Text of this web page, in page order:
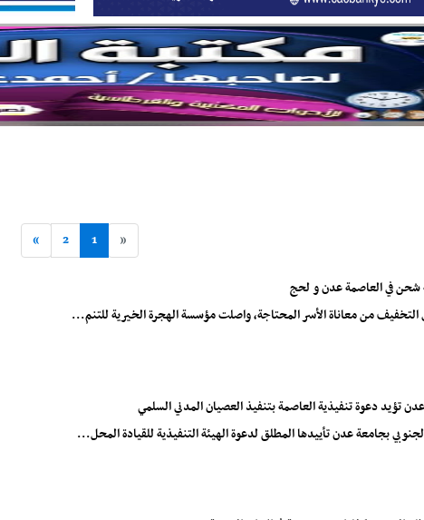
«
1
2
»
التخفيف من معاناة الأسر المحتاجة، واصلت مؤسسة الهجرة الخيرية للتنم...
تؤيد دعوة تنفيذية العاصمة بتنفيذ العصيان المدني السلمي
بجامعة عدن تأييدها المطلق لدعوة الهيئة التنفيذية للقيادة المحل...